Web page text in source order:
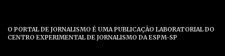
O PORTAL DE JORNALISMO É UMA PUBLICAÇÃO LABORATORIAL DO
CENTRO EXPERIMENTAL DE JORNALISMO DA ESPM-SP